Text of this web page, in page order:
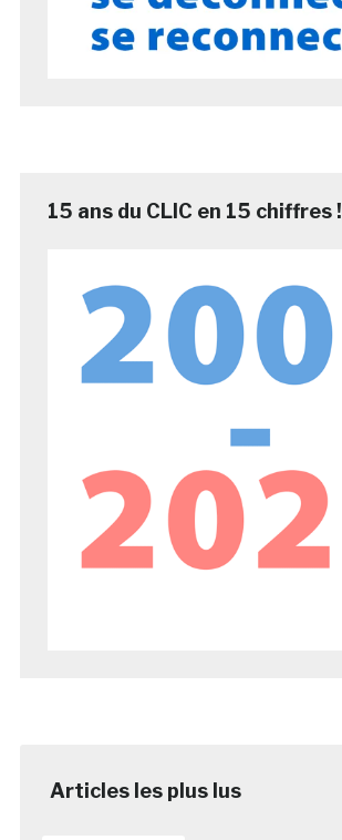
15 ans du CLIC en 15 chiffres !